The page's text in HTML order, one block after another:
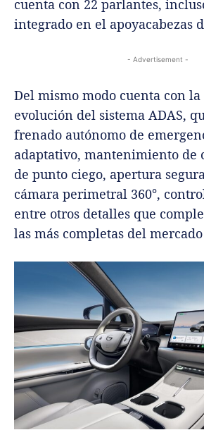
cuenta con 22 parlantes,
integrado en el apoyacabezas
- Advertisement -
Del mismo modo cuenta con
evolución del sistema ADAS,
frenado autónomo de
adaptativo, mantenimiento de
de punto ciego, apertura
cámara perimetral 360°,
entre otros detalles que
las más completas del